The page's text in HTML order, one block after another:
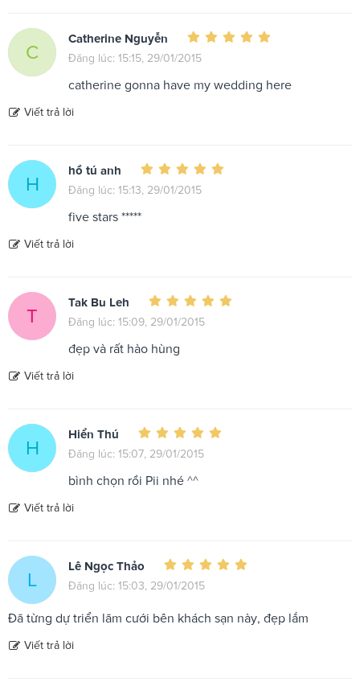
C
Catherine Nguyễn
Đăng lúc: 15:15, 29/01/2015
catherine gonna have my wedding here
Viết trả lời
H
hồ tú anh
Đăng lúc: 15:13, 29/01/2015
five stars *****
Viết trả lời
T
Tak Bu Leh
Đăng lúc: 15:09, 29/01/2015
đẹp và rất hào hùng
Viết trả lời
H
Hiển Thú
Đăng lúc: 15:07, 29/01/2015
bình chọn rồi Pii nhé ^^
Viết trả lời
L
Lê Ngọc Thảo
Đăng lúc: 15:03, 29/01/2015
Đã từng dự triển lãm cưới bên khách sạn này, đẹp lắm
Viết trả lời